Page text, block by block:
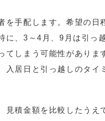
を手配します。希望の日
に、3～4月、9月は引っ
てしまう可能性がありま
入居日と引っ越しのタイ
見積金額を比較したうえ